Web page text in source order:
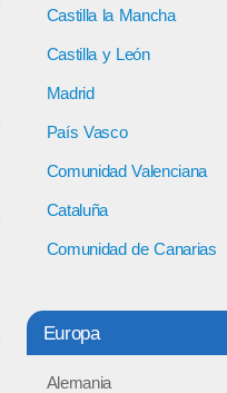
Castilla la Mancha
Castilla y León
Madrid
País Vasco
Comunidad Valenciana
Cataluña
Comunidad de Canarias
Europa
Alemania